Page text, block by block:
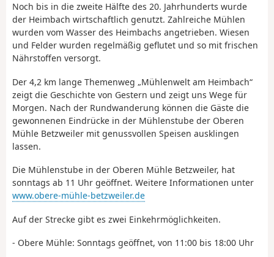
Noch bis in die zweite Hälfte des 20. Jahrhunderts wurde
der Heimbach wirtschaftlich genutzt. Zahlreiche Mühlen
wurden vom Wasser des Heimbachs angetrieben. Wiesen
und Felder wurden regelmäßig geflutet und so mit frischen
Nährstoffen versorgt.
Der 4,2 km lange Themenweg „Mühlenwelt am Heimbach“
zeigt die Geschichte von Gestern und zeigt uns Wege für
Morgen. Nach der Rundwanderung können die Gäste die
gewonnenen Eindrücke in der Mühlenstube der Oberen
Mühle Betzweiler mit genussvollen Speisen ausklingen
lassen.
Die Mühlenstube in der Oberen Mühle Betzweiler, hat
sonntags ab 11 Uhr geöffnet. Weitere Informationen unter
www.obere-mühle-betzweiler.de
Auf der Strecke gibt es zwei Einkehrmöglichkeiten.
- Obere Mühle: Sonntags geöffnet, von 11:00 bis 18:00 Uhr